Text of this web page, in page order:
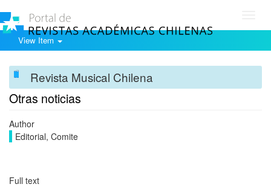
View Item
Revista Musical Chilena
Otras noticias
Author
Editorial, Comite
Full text